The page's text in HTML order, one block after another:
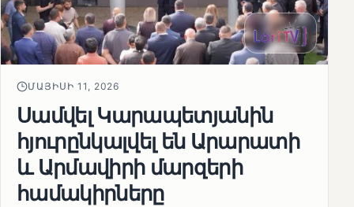
ՄԱՅԻՍԻ 11, 2026
Սամվել Կարապետյանին
հյուրընկալվել են Արարատի
և Արմավիրի մարզերի
համակիրները